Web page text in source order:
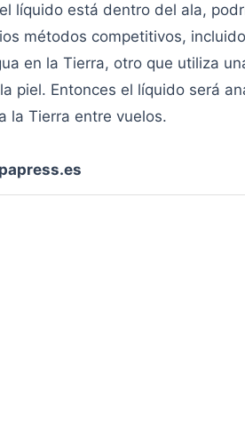
líquido está dentro del ala,
métodos competitivos,
en la Tierra, otro que utiliza
piel. Entonces el líquido será
la Tierra entre vuelos.